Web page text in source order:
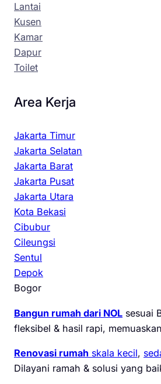
Lantai
Kusen
Kamar
Dapur
Toilet
Area Kerja
Jakarta Timur
Jakarta Selatan
Jakarta Barat
Jakarta Pusat
Jakarta Utara
Kota Bekasi
Cibubur
Cileungsi
Sentul
Depok
Bogor
Bangun rumah dari NOL sesuai
fleksibel & hasil rapi,
Renovasi rumah skala kecil,
Dilayani ramah & solusi yang